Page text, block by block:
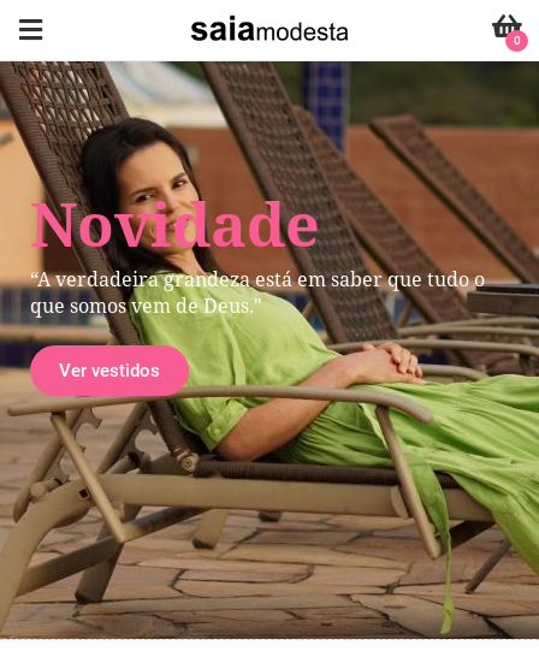
Novidade
“A verdadeira grandeza está em saber que tudo o
que somos vem de Deus."
Ver vestidos
0